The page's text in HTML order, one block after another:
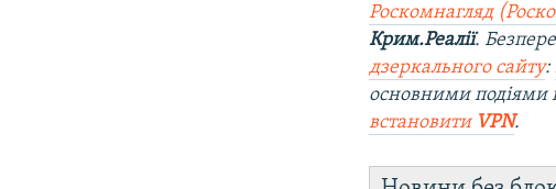
Роскомнагляд
Крим.Реалії.
дзеркального сайту:
основними подіями
встановити VPN.